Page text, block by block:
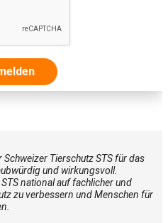
Tierschutz STS für das
und wirkungsvoll.
national auf fachlicher und
zu verbessern und Menschen für